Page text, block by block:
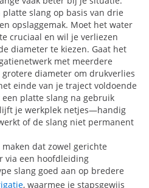
platte slang op basis van drie
opslaggemak. Moet het water
cruciaal en wil je verliezen
diameter te kiezen. Gaat het
met meerdere
diameter om drukverlies
einde van je traject voldoende
platte slang na gebruik
je werkplek netjes—handig
of de slang niet permanent
dat zowel gerichte
via een hoofdleiding
slang goed aan op bredere
, waarmee je stapsgewijs